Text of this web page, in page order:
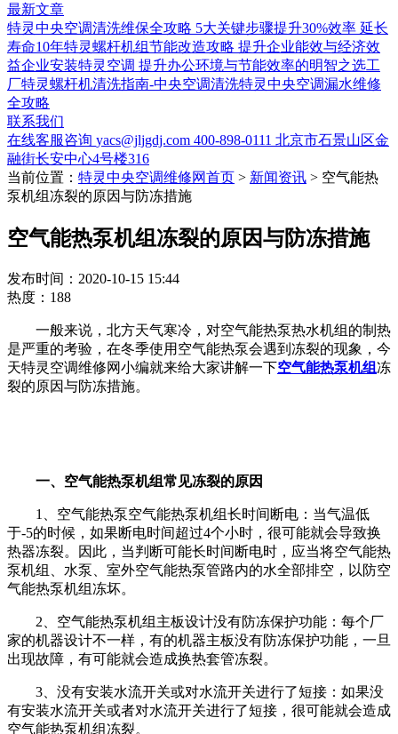
最新文章
特灵中央空调清洗维保全攻略 5大关键步骤提升30%效率 延长
寿命10年特灵螺杆机组节能改造攻略 提升企业能效与经济效
益企业安装特灵空调 提升办公环境与节能效率的明智之选工
厂特灵螺杆机清洗指南-中央空调清洗特灵中央空调漏水维修
全攻略
联系我们
在线客服咨询 yacs@jljgdj.com 400-898-0111 北京市石景山区金
融街长安中心4号楼316
当前位置： 特灵中央空调维修网首页 > 新闻资讯 > 空气能热
泵机组冻裂的原因与防冻措施
空气能热泵机组冻裂的原因与防冻措施
发布时间：2020-10-15 15:44
热度：188
一般来说，北方天气寒冷，对空气能热泵热水机组的制热
是严重的考验，在冬季使用空气能热泵会遇到冻裂的现象，今
天特灵空调维修网小编就来给大家讲解一下空气能热泵机组冻
裂的原因与防冻措施。
一、空气能热泵机组常见冻裂的原因
1、空气能热泵空气能热泵机组长时间断电：当气温低
于-5的时候，如果断电时间超过4个小时，很可能就会导致换
热器冻裂。因此，当判断可能长时间断电时，应当将空气能热
泵机组、水泵、室外空气能热泵管路内的水全部排空，以防空
气能热泵机组冻坏。
2、空气能热泵机组主板设计没有防冻保护功能：每个厂
家的机器设计不一样，有的机器主板没有防冻保护功能，一旦
出现故障，有可能就会造成换热套管冻裂。
3、没有安装水流开关或对水流开关进行了短接：如果没
有安装水流开关或者对水流开关进行了短接，很可能就会造成
空气能热泵机组冻裂。